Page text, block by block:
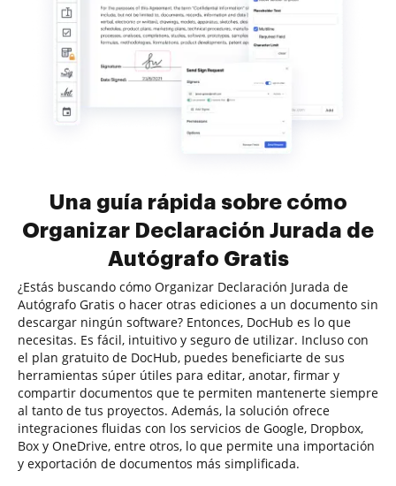
Una guía rápida sobre cómo
Organizar Declaración Jurada de
Autógrafo Gratis
¿Estás buscando cómo Organizar Declaración Jurada de
Autógrafo Gratis o hacer otras ediciones a un documento sin
descargar ningún software? Entonces, DocHub es lo que
necesitas. Es fácil, intuitivo y seguro de utilizar. Incluso con
el plan gratuito de DocHub, puedes beneficiarte de sus
herramientas súper útiles para editar, anotar, firmar y
compartir documentos que te permiten mantenerte siempre
al tanto de tus proyectos. Además, la solución ofrece
integraciones fluidas con los servicios de Google, Dropbox,
Box y OneDrive, entre otros, lo que permite una importación
y exportación de documentos más simplificada.